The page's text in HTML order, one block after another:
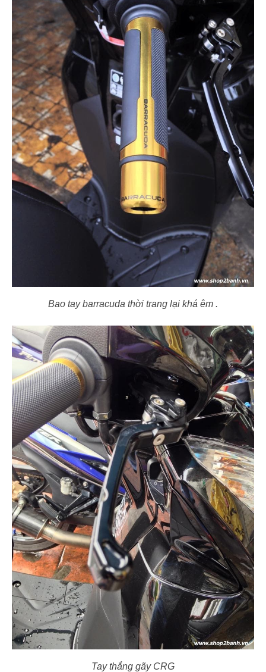
Bao tay barracuda thời trang lại khá êm .
Tay thắng gãy CRG